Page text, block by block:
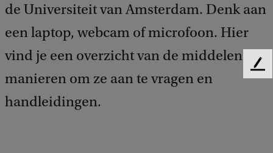
de Universiteit van Amsterdam. Denk aan
een laptop, webcam of microfoon. Hier
vind je een overzicht van de middelen, de
manieren om ze aan te vragen en
handleidingen.
F